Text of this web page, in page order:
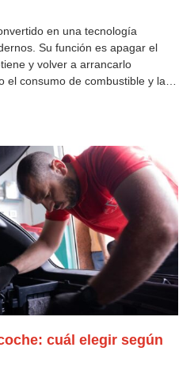
en una tecnología
Su función es apagar el
y volver a arrancarlo
consumo de combustible y las
cuál elegir según